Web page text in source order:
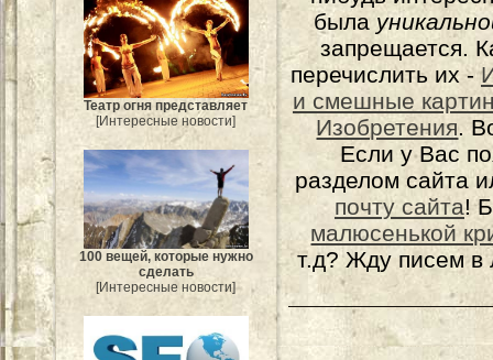
Театр огня представляет
[Интересные новости]
100 вещей, которые нужно
сделать
[Интересные новости]
была
запрещается.
перечислить их -
и смешные
Изобретения.
Если у Вас
разделом сайта
почту сайта!
малюсенькой
т.д? Жду писем в